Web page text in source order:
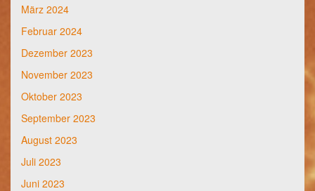
März 2024
Februar 2024
Dezember 2023
November 2023
Oktober 2023
September 2023
August 2023
Juli 2023
Juni 2023